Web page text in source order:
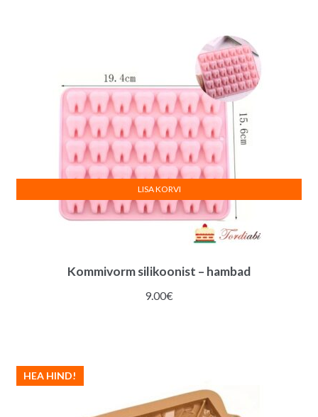
Kommivorm silikoonist – hambad
9.00€
LISA KORVI
HEA HIND!